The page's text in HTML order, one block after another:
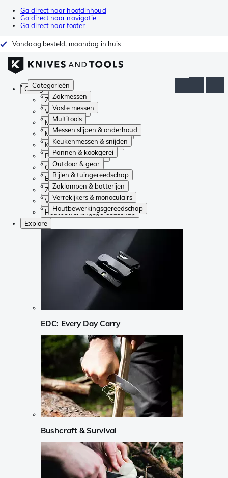
Ga direct naar hoofdinhoud
Ga direct naar navigatie
Ga direct naar footer
Vandaag besteld, maandag in huis
Categorieën
Zakmessen
Vaste messen
Multitools
Messen slijpen & onderhoud
Keukenmessen & snijden
Pannen & kookgerei
Outdoor & gear
Bijlen & tuingereedschap
Zaklampen & batterijen
Verrekijkers & monoculairs
Houtbewerkingsgereedschap
Categorieën
Zakmessen
Vaste messen
Multitools
Messen slijpen & onderhoud
Keukenmessen & snijden
Pannen & kookgerei
Outdoor & gear
Bijlen & tuingereedschap
Zaklampen & batterijen
Verrekijkers & monoculairs
Houtbewerkingsgereedschap
Explore
EDC: Every Day Carry
Bushcraft & Survival